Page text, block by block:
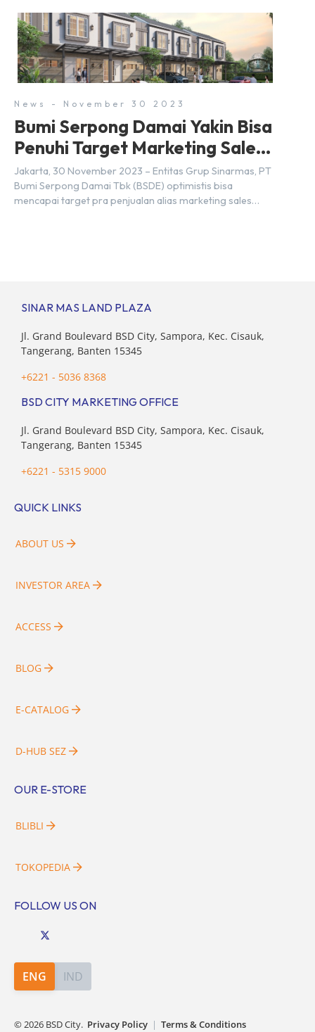
kita yang mengira kedua wilayah ini merupakan tempat
yang sama. Padahal anggapan tersebut kurang tepat.
Sebab Serpong dan BSD merupakan dua kawasan yang
berbeda. Berikut penjelasannya. Baca Juga: […]
News - November 30 2023
Bumi Serpong Damai Yakin Bisa
Penuhi Target Marketing Sales
Tahun 2023
Jakarta, 30 November 2023 – Entitas Grup Sinarmas, PT
Bumi Serpong Damai Tbk (BSDE) optimistis bisa
mencapai target pra penjualan alias marketing sales
SINAR MAS LAND PLAZA
Jl. Grand Boulevard BSD City, Sampora, Kec. Cisauk,
Tangerang, Banten 15345
+6221 - 5036 8368
BSD CITY MARKETING OFFICE
Jl. Grand Boulevard BSD City, Sampora, Kec. Cisauk,
Tangerang, Banten 15345
+6221 - 5315 9000
QUICK LINKS
ABOUT US
INVESTOR AREA
ACCESS
BLOG
E-CATALOG
D-HUB SEZ
OUR E-STORE
BLIBLI
TOKOPEDIA
FOLLOW US ON
ENG IND
©2026 BSD City. Privacy Policy | Terms & Conditions